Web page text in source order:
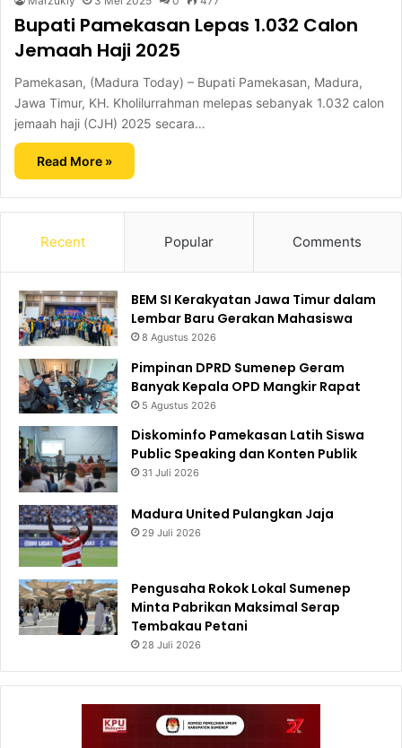
Bupati Pamekasan Lepas 1.032 Calon
Jemaah Haji 2025
Pamekasan, (Madura Today) – Bupati Pamekasan, Madura,
Jawa Timur, KH. Kholilurrahman melepas sebanyak 1.032 calon
jemaah haji (CJH) 2025 secara…
Read More »
Recent Popular Comments
BEM SI Kerakyatan Jawa Timur dalam
Lembar Baru Gerakan Mahasiswa
8 Agustus 2026
Pimpinan DPRD Sumenep Geram
Banyak Kepala OPD Mangkir Rapat
5 Agustus 2026
Diskominfo Pamekasan Latih Siswa
Public Speaking dan Konten Publik
31 Juli 2026
Madura United Pulangkan Jaja
29 Juli 2026
Pengusaha Rokok Lokal Sumenep
Minta Pabrikan Maksimal Serap
Tembakau Petani
28 Juli 2026